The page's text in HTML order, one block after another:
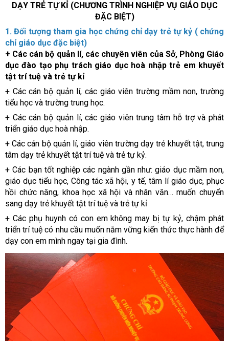
DẠY TRẺ TỰ KỈ (CHƯƠNG TRÌNH NGHIỆP VỤ GIÁO DỤC
ĐẶC BIỆT)
1. Đối tượng tham gia học chứng chỉ dạy trẻ tự kỷ ( chứng
chỉ giáo dục đặc biệt)
+ Các cán bộ quản lí, các chuyên viên của Sở, Phòng Giáo
dục đào tạo phụ trách giáo dục hoà nhập trẻ em khuyết
tật trí tuệ và trẻ tự kỉ
+ Các cán bộ quản lí, các giáo viên trường mầm non, trường
tiểu học và trường trung học.
+ Các cán bộ quản lí, các giáo viên trung tâm hỗ trợ và phát
triển giáo dục hoà nhập.
+ Các cán bộ quản lí, giáo viên trường dạy trẻ khuyết tật, trung
tâm dạy trẻ khuyết tật trí tuệ và trẻ tự kỷ.
+ Các bạn tốt nghiệp các ngành gần như: giáo dục mầm non,
giáo dục tiểu học, Công tác xã hội, y tế, tâm lí giáo dục, phục
hồi chức năng, khoa học xã hội và nhân văn… muốn chuyển
sang dạy trẻ khuyết tật trí tuệ và trẻ tự kỉ
+ Các phụ huynh có con em không may bị tự kỷ, chậm phát
triển trí tuệ có nhu cầu muốn nắm vững kiến thức thực hành để
dạy con em mình ngay tại gia đình.